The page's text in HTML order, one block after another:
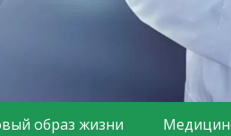
образ жизни